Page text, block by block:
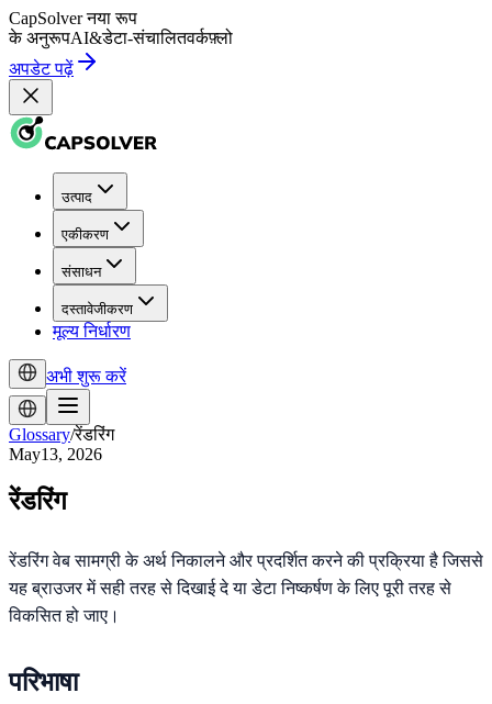
CapSolver नया रूप
के अनुरूपAI&डेटा-संचालितवर्कफ़्लो
अपडेट पढ़ें
उत्पाद
एकीकरण
संसाधन
दस्तावेजीकरण
मूल्य निर्धारण
अभी शुरू करें
Glossary/रेंडरिंग
May13, 2026
रेंडरिंग
रेंडरिंग वेब सामग्री के अर्थ निकालने और प्रदर्शित करने की प्रक्रिया है जिससे
यह ब्राउजर में सही तरह से दिखाई दे या डेटा निष्कर्षण के लिए पूरी तरह से
विकसित हो जाए।
परिभाषा